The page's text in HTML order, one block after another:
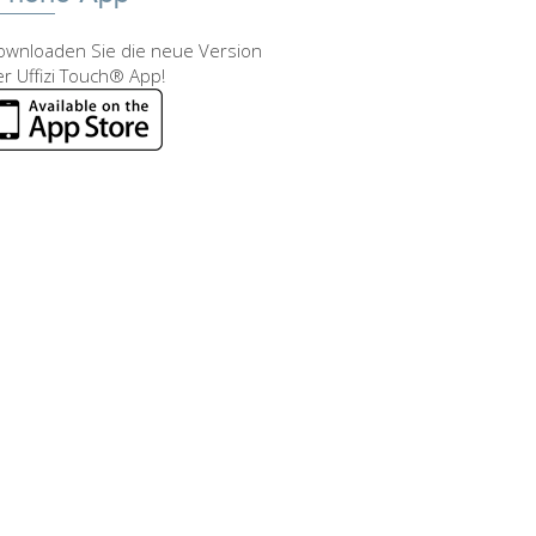
Sie die neue Version
Uffizi Touch® App!